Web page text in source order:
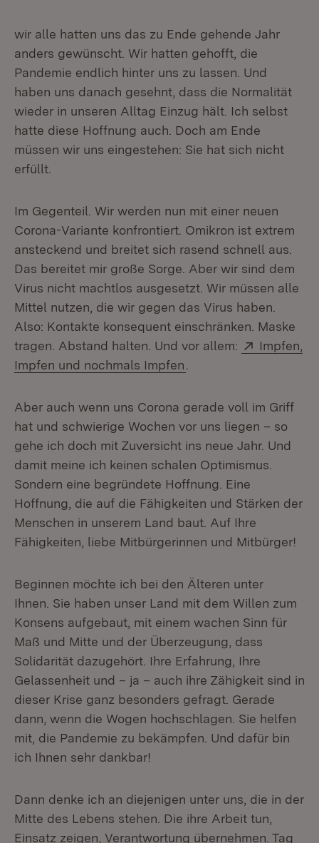
wir alle hatten uns das zu Ende gehende Jahr
anders gewünscht. Wir hatten gehofft, die
Pandemie endlich hinter uns zu lassen. Und
haben uns danach gesehnt, dass die Normalität
wieder in unseren Alltag Einzug hält. Ich selbst
hatte diese Hoffnung auch. Doch am Ende
müssen wir uns eingestehen: Sie hat sich nicht
erfüllt.
Im Gegenteil. Wir werden nun mit einer neuen
Corona-Variante konfrontiert. Omikron ist extrem
ansteckend und breitet sich rasend schnell aus.
Das bereitet mir große Sorge. Aber wir sind dem
Virus nicht machtlos ausgesetzt. Wir müssen alle
Mittel nutzen, die wir gegen das Virus haben.
Also: Kontakte konsequent einschränken. Maske
tragen. Abstand halten. Und vor allem:
Extern:
Impfen,
Impfen und nochmals Impfen
Aber auch wenn uns Corona gerade voll im Griff
hat und schwierige Wochen vor uns liegen – so
gehe ich doch mit Zuversicht ins neue Jahr. Und
damit meine ich keinen schalen Optimismus.
Sondern eine begründete Hoffnung. Eine
Hoffnung, die auf die Fähigkeiten und Stärken der
Menschen in unserem Land baut. Auf Ihre
Fähigkeiten, liebe Mitbürgerinnen und Mitbürger!
Beginnen möchte ich bei den Älteren unter
Ihnen. Sie haben unser Land mit dem Willen zum
Konsens aufgebaut, mit einem wachen Sinn für
Maß und Mitte und der Überzeugung, dass
Solidarität dazugehört. Ihre Erfahrung, Ihre
Gelassenheit und – ja – auch ihre Zähigkeit sind in
dieser Krise ganz besonders gefragt. Gerade
dann, wenn die Wogen hochschlagen. Sie helfen
mit, die Pandemie zu bekämpfen. Und dafür bin
ich Ihnen sehr dankbar!
Dann denke ich an diejenigen unter uns, die in der
Mitte des Lebens stehen. Die ihre Arbeit tun,
Einsatz zeigen, Verantwortung übernehmen. Tag